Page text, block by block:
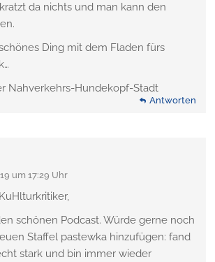
da nichts und man kann den
Ding mit dem Fladen fürs
Nahverkehrs-Hundekopf-Stadt
Antworten
um 17:29 Uhr
schönen Podcast. Würde gerne noch
Staffel pastewka hinzufügen: fand
stark und bin immer wieder